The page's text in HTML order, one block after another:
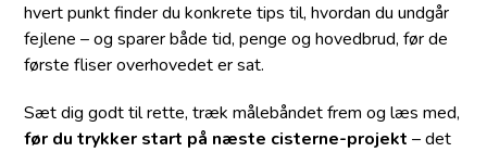
hvert punkt finder du konkrete tips til, hvordan du undgår
fejlene – og sparer både tid, penge og hovedbrud, før de
første fliser overhovedet er sat.
Sæt dig godt til rette, træk målebåndet frem og læs med,
før du trykker start på næste cisterne-projekt – det